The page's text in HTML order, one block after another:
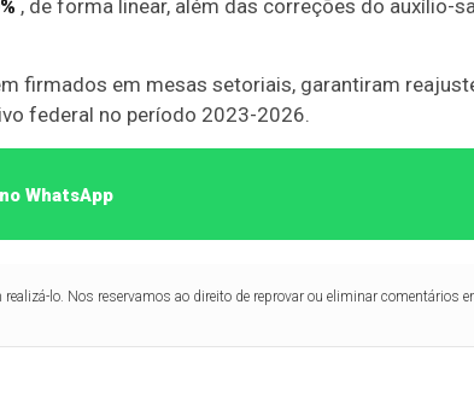
, de forma linear, além das correções do auxílio-
firmados em mesas setoriais, garantiram
federal no período 2023-2026.
WhatsApp
lo. Nos reservamos ao direito de reprovar ou eliminar comentários